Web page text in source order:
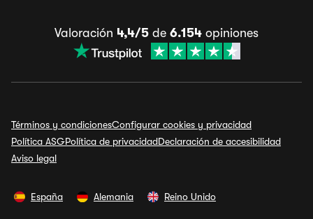
Valoración 4,4/5 de 6.154 opiniones
Términos y condicionesConfigurar cookies y privacidad
Política ASGPolítica de privacidadDeclaración de accesibilidad
Aviso legal
España Alemania Reino Unido